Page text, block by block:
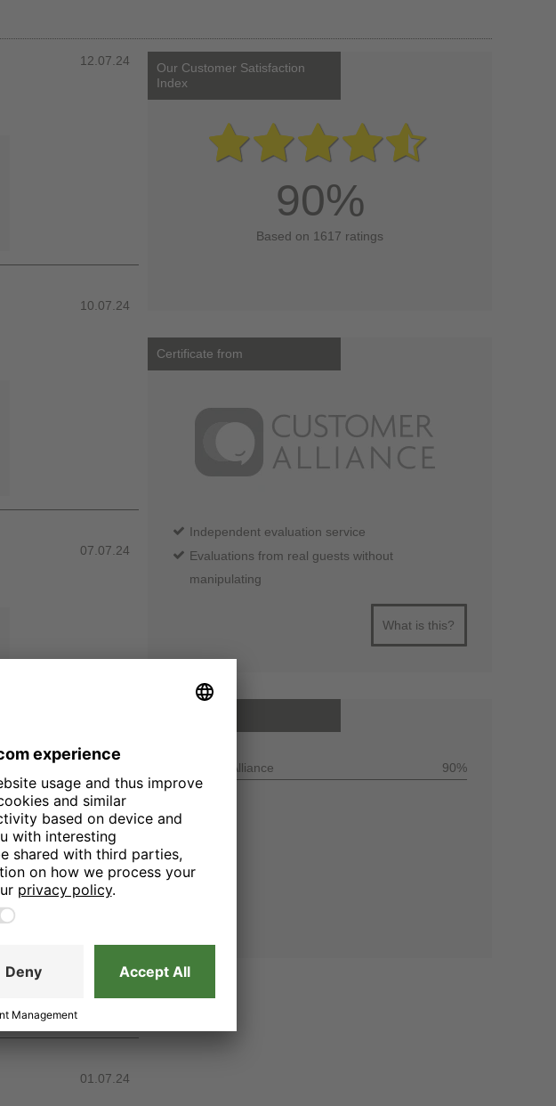
12.07.24
10.07.24
07.07.24
05.07.24
01.07.24
Our Customer Satisfaction
Index
90%
Based on 1617 ratings
Certificate from
Independent evaluation service
Evaluations from real guests without
manipulating
What is this?
Customer Alliance 90%